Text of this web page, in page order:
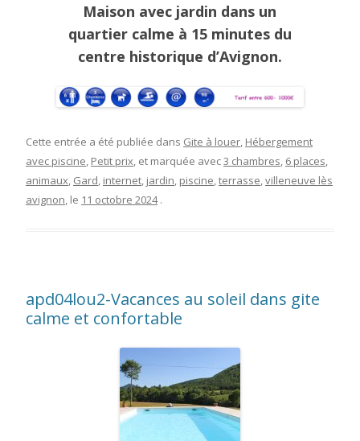
Maison avec jardin dans un
quartier calme à 15 minutes du
centre historique d’Avignon.
Cette entrée a été publiée dans Gite à louer, Hébergement
avec piscine, Petit prix, et marquée avec3 chambres, 6 places,
animaux, Gard, internet, jardin, piscine,terrasse,villeneuve lès
avignon, le 11 octobre 2024 .
apd04lou2-Vacances au soleil dans gite
calme et confortable